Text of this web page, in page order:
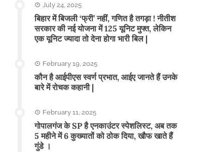
July 24, 2025
बिहार में बिजली ‘फ्री’ नहीं, गणित है तगड़ा ! नीतीश
सरकार की नई योजना में 125 यूनिट मुफ्त, लेकिन
एक यूनिट ज्यादा तो देना होगा भारी बिल |
February 19, 2025
कौन है आईपीएस स्वर्ण प्रभात, आईए जानते हैं उनके
बारे में रोचक कहानी |
February 11, 2025
गोपालगंज के SP है एनकाउंटर स्पेशलिस्ट, अब तक
5 महीने में 6 कुख्यातों को ठोक दिया, खौफ खाते हैं
गुंडे ।